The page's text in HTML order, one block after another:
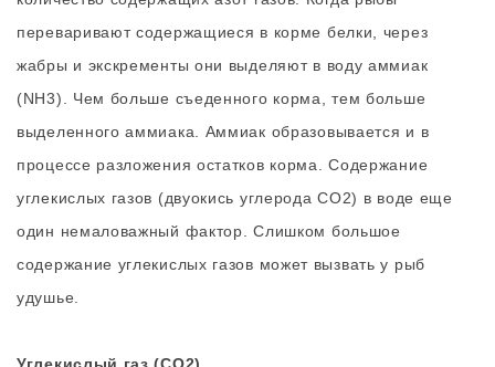
переваривают содержащиеся в корме белки, через
жабры и экскременты они выделяют в воду аммиак
(NH3). Чем больше съеденного корма, тем больше
выделенного аммиака. Аммиак образовывается и в
процессе разложения остатков корма. Содержание
углекислых газов (двуокись углерода СО2) в воде еще
один немаловажный фактор. Слишком большое
содержание углекислых газов может вызвать у рыб
удушье.